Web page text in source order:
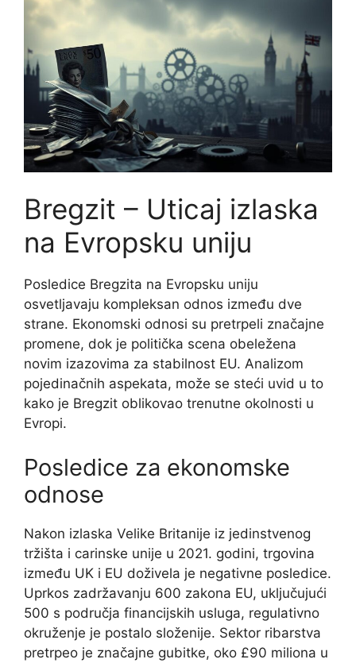
Bregzit – Uticaj izlaska
na Evropsku uniju
Posledice Bregzita na Evropsku uniju
osvetljavaju kompleksan odnos između dve
strane. Ekonomski odnosi su pretrpeli značajne
promene, dok je politička scena obeležena
novim izazovima za stabilnost EU. Analizom
pojedinačnih aspekata, može se steći uvid u to
kako je Bregzit oblikovao trenutne okolnosti u
Evropi.
Posledice za ekonomske
odnose
Nakon izlaska Velike Britanije iz jedinstvenog
tržišta i carinske unije u 2021. godini, trgovina
između UK i EU doživela je negativne posledice.
Uprkos zadržavanju 600 zakona EU, uključujući
500 s područja financijskih usluga, regulativno
okruženje je postalo složenije. Sektor ribarstva
pretrpeo je značajne gubitke, oko £90 miliona u